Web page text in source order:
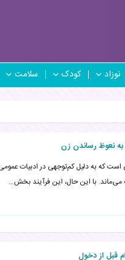
نوزاد کودک سلامت
که به دلیل کم‌توجهی در ادبیات
می‌ماند. با این حال، این فرآیند بخش…